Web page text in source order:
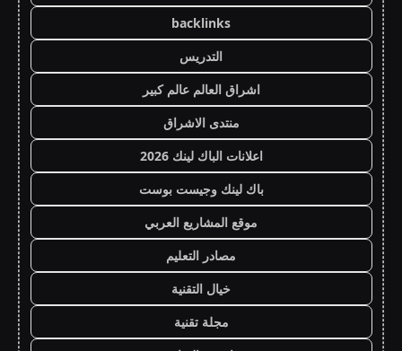
backlinks
التدريس
اشراق العالم عالم كبير
منتدى الاشراق
اعلانات الباك لينك 2026
باك لينك وجيست بوست
موقع المشاريع العربي
مصادر التعليم
خيال التقنية
مجلة تقنية